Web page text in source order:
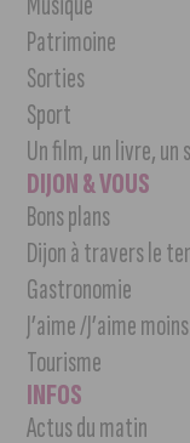
Patrimoine
Sorties
Sport
Un film, un livre, un
DIJON & VOUS
Bons plans
Dijon à travers le
Gastronomie
J’aime /J’aime moins
Tourisme
INFOS
Actus du matin